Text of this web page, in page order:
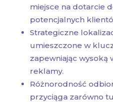
miejsce na dotarcie
potencjalnych
Strategiczne
umieszczone w
zapewniając wysoką
reklamy.
Różnorodność
przyciąga zarówno